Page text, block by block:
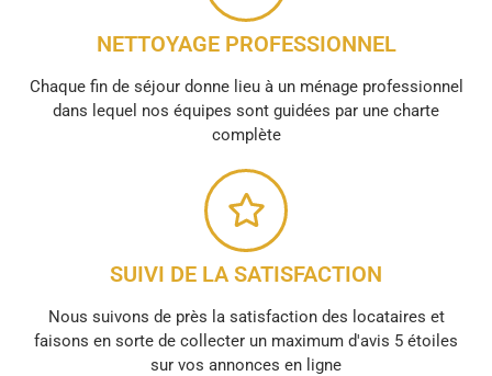
NETTOYAGE PROFESSIONNEL
Chaque fin de séjour donne lieu à un ménage professionnel
dans lequel nos équipes sont guidées par une charte
complète
SUIVI DE LA SATISFACTION
Nous suivons de près la satisfaction des locataires et
faisons en sorte de collecter un maximum d'avis 5 étoiles
sur vos annonces en ligne